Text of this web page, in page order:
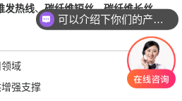
发热线、碳纤维短丝、碳纤维长丝。
域
强支撑
可以介绍下你们的产品么